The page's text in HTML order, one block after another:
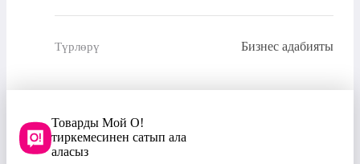
Түрлөрү Бизнес адабияты
Товарды Мой О!
тиркемесинен сатып ала
аласыз